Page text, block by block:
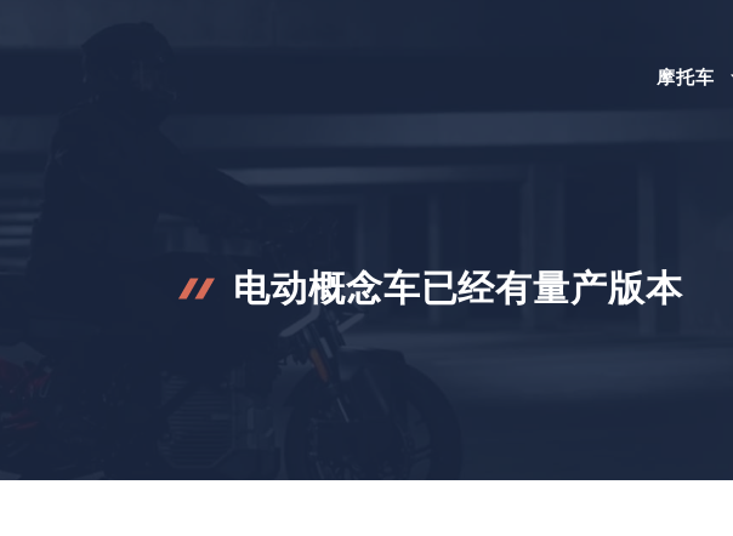
摩托车
电动概念车已经有量产版本